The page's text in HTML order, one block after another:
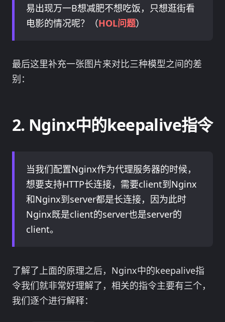
易出现万一B想减肥不想吃饭，只想逛街看
电影的情况呢？（HOL问题）
最后这里补充一张图片来对比三种模型之间的差
别：
Nginx中的keepalive指令
当我们配置Nginx作为代理服务器的时候，
想要支持HTTP长连接，需要client到Nginx
和Nginx到server都是长连接，因为此时
Nginx既是client的server也是server的
client。
了解了上面的原理之后，Nginx中的keepalive指
令我们就非常好理解了，相关的指令主要有三个，
我们逐个进行解释：